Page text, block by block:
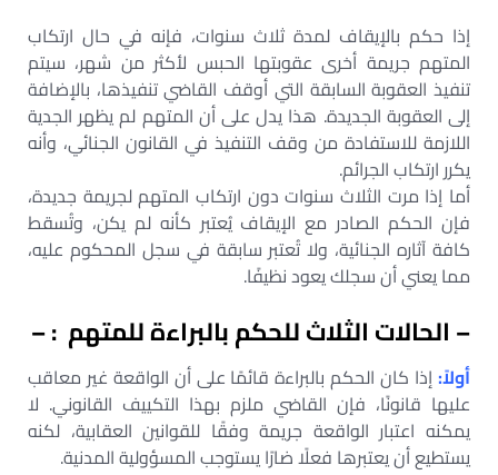
إذا حكم بالإيقاف لمدة ثلاث سنوات، فإنه في حال ارتكاب
المتهم جريمة أخرى عقوبتها الحبس لأكثر من شهر، سيتم
تنفيذ العقوبة السابقة التي أوقف القاضي تنفيذها، بالإضافة
إلى العقوبة الجديدة. هذا يدل على أن المتهم لم يظهر الجدية
اللازمة للاستفادة من وقف التنفيذ في القانون الجنائي، وأنه
يكرر ارتكاب الجرائم.
أما إذا مرت الثلاث سنوات دون ارتكاب المتهم لجريمة جديدة،
فإن الحكم الصادر مع الإيقاف يُعتبر كأنه لم يكن، وتُسقط
كافة آثاره الجنائية، ولا تُعتبر سابقة في سجل المحكوم عليه،
مما يعني أن سجلك يعود نظيفًا.
– الحالات الثلاث للحكم بالبراءة للمتهم : –
أولاً:إذا كان الحكم بالبراءة قائمًا على أن الواقعة غير معاقب
عليها قانونًا، فإن القاضي ملزم بهذا التكييف القانوني. لا
يمكنه اعتبار الواقعة جريمة وفقًا للقوانين العقابية، لكنه
يستطيع أن يعتبرها فعلًا ضارًا يستوجب المسؤولية المدنية.